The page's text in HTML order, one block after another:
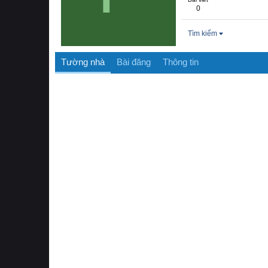
0
Tìm kiếm
Tường nhà Bài đăng Thông tin